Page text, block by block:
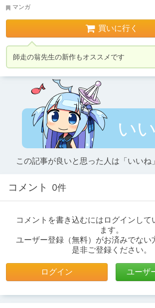
マンガ
買いに行く
師走の翁先生の新作もオススメです
い
この記事が良いと思った人は「いいね
コメント 0件
コメントを書き込むにはログインして
ます。
ユーザー登録（無料）がお済みでない
是非ご登録ください。
ログイン ユーザ